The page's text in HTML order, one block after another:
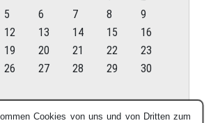
5 6 7 8
9
12 13 14 15
16
19 20 21 22
23
26 27 28 29
30
Cookies von uns und von Dritten zum